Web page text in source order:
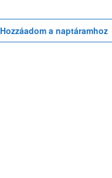
Hozzáadom a naptáramhoz